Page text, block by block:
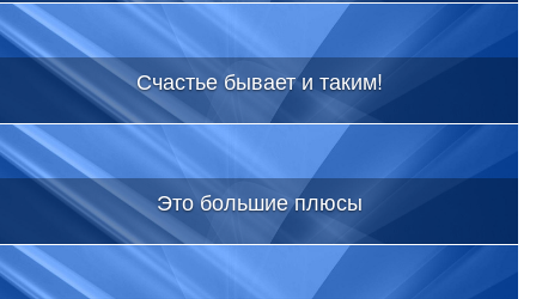
Счастье бывает и таким!
Это большие плюсы